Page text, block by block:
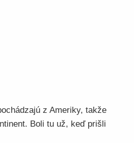
z Ameriky, takže
Boli tu už, keď prišli